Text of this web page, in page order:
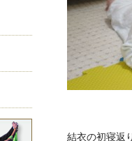
結衣の初寝返